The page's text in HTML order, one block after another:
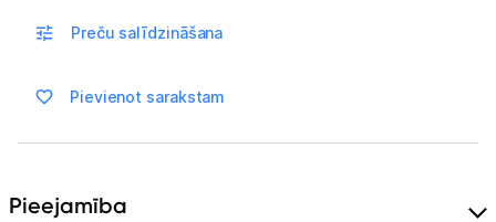
Sports un atpūta
Ražotāju atjaunota tehnika
Preču salīdzināšana
Pievienot sarakstam
Pieejamība